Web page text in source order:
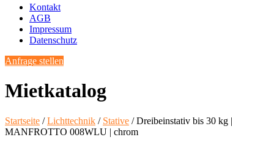
Kontakt
AGB
Impressum
Datenschutz
Anfrage stellen
Mietkatalog
Startseite /Lichttechnik / Stative / Dreibeinstativ bis 30 kg |
MANFROTTO 008WLU | chrom